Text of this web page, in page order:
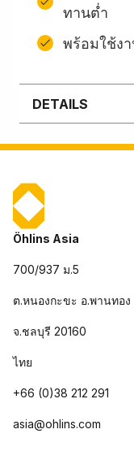
ทานต่ำ
พร้อมใช้ง
DETAILS
Öhlins Asia
700/937 ม.5
ต.หนองกะขะ อ.พานทอง
จ.ชลบุรี 20160
ไทย
+66 (0)38 212 291
asia@ohlins.com